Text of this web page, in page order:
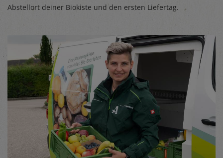
Abstellort deiner Biokiste und den ersten Liefertag.